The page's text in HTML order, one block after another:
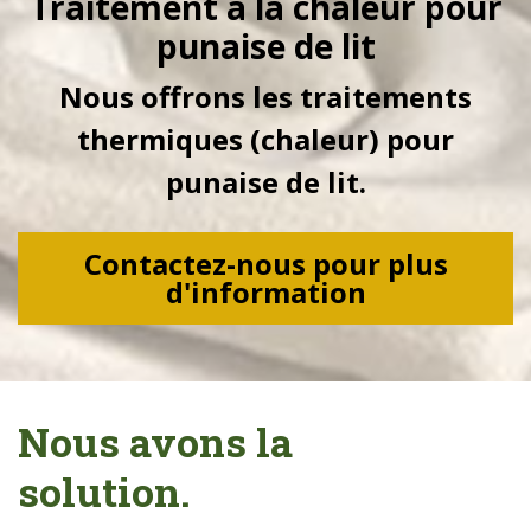
punaise de lit
Nous offrons les traitements
thermiques (chaleur) pour
punaise de lit.
Contactez-nous pour plus
d'information
Nous avons la
solution.